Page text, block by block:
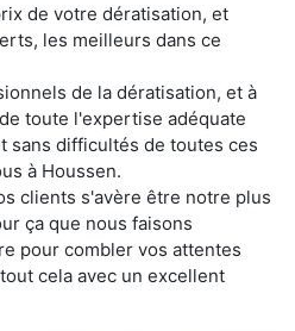
de votre dératisation, et
les meilleurs dans ce
de la dératisation, et à
toute l'expertise adéquate
sans difficultés de toutes ces
à Houssen.
clients s'avère être notre plus
ça que nous faisons
pour combler vos attentes
cela avec un excellent